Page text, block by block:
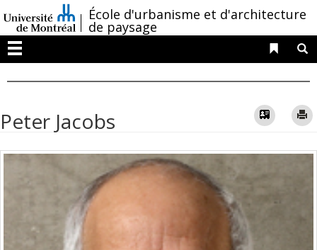
au
contenu
/École d'urbanisme et d'architecture
de paysage
Menu
Liens
Peter Jacobs Vcard